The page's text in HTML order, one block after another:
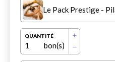
QUANTITÉ
1 bon(s)